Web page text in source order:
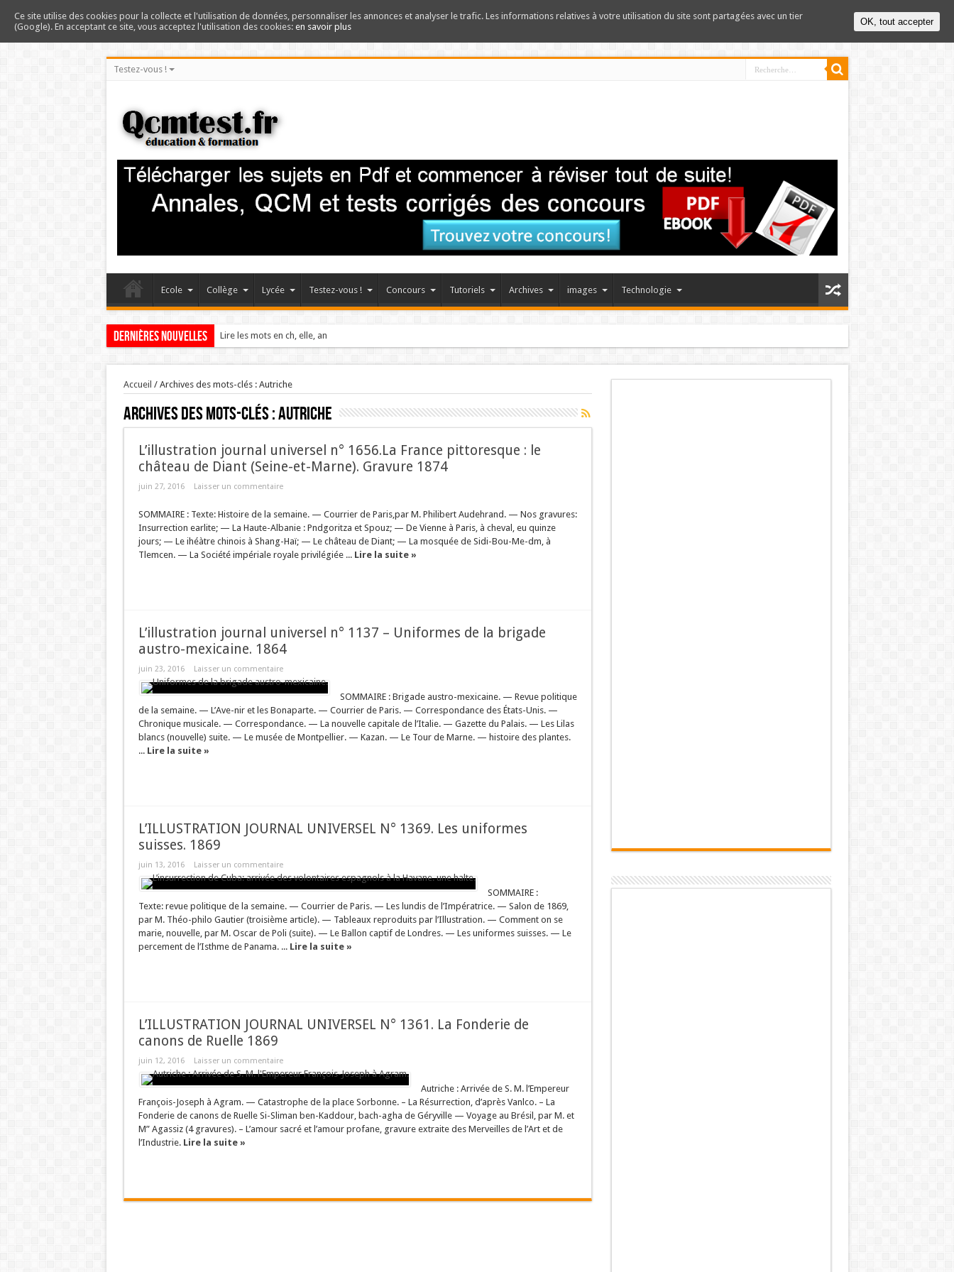
Testez-vous !
Ecole Collège Lycée Testez-vous ! Concours Tutoriels Archives images Technologie
Dernières nouvelles Lire les mots en ch, elle, an
Accueil / Archives des mots-clés : Autriche
Archives des mots-clés :Autriche
L’illustration journal universel n° 1656.La France pittoresque : le
château de Diant (Seine-et-Marne). Gravure 1874
juin 27, 2016 Laisser un commentaire
SOMMAIRE : Texte: Histoire de la semaine. — Courrier de Paris,par M. Philibert Audehrand. — Nos gravures:
Insurrection earlite; — La Haute-Albanie : Pndgoritza et Spouz; — De Vienne à Paris, à cheval, eu quinze
jours; — Le ihéàtre chinois à Shang-Haï; — Le château de Diant; — La mosquée de Sidi-Bou-Me-dm, à
Tlemcen. — La Société impériale royale privilégiée ... Lire la suite »
L’illustration journal universel n° 1137 – Uniformes de la brigade
austro-mexicaine. 1864
juin 23, 2016 Laisser un commentaire
SOMMAIRE : Brigade austro-mexicaine. — Revue politique
de la semaine. — L’Ave-nir et les Bonaparte. — Courrier de Paris. — Correspondance des États-Unis. —
Chronique musicale. — Correspondance. — La nouvelle capitale de l’Italie. — Gazette du Palais. — Les Lilas
blancs (nouvelle) suite. — Le musée de Montpellier. — Kazan. — Le Tour de Marne. — histoire des plantes.
... Lire la suite »
L’ILLUSTRATION JOURNAL UNIVERSEL N° 1369. Les uniformes
suisses. 1869
juin 13, 2016 Laisser un commentaire
SOMMAIRE :
Texte: revue politique de la semaine. — Courrier de Paris. — Les lundis de l’Impératrice. — Salon de 1869,
par M. Théo-philo Gautier (troisième article). — Tableaux reproduits par l’Illustration. — Comment on se
marie, nouvelle, par M. Oscar de Poli (suite). — Le Ballon captif de Londres. — Les uniformes suisses. — Le
percement de l’Isthme de Panama. ... Lire la suite »
L’ILLUSTRATION JOURNAL UNIVERSEL N° 1361. La Fonderie de
canons de Ruelle 1869
juin 12, 2016 Laisser un commentaire
Autriche : Arrivée de S. M. l’Empereur
François-Joseph à Agram. — Catastrophe de la place Sorbonne. – La Résurrection, d’après Vanlco. – La
Fonderie de canons de Ruelle Si-Sliman ben-Kaddour, bach-agha de Géryville — Voyage au Brésil, par M. et
M” Agassiz (4 gravures). – L’amour sacré et l’amour profane, gravure extraite des Merveilles de l’Art et de
l’Industrie. Lire la suite »
Ce site utilise des cookies pour la collecte et l'utilisation de données, personnaliser les annonces et analyser le trafic. Les informations relatives à votre utilisation du site sont partagées avec un tier
(Google). En acceptant ce site, vous acceptez l'utilisation des cookies: en savoir plus OK, tout accepter